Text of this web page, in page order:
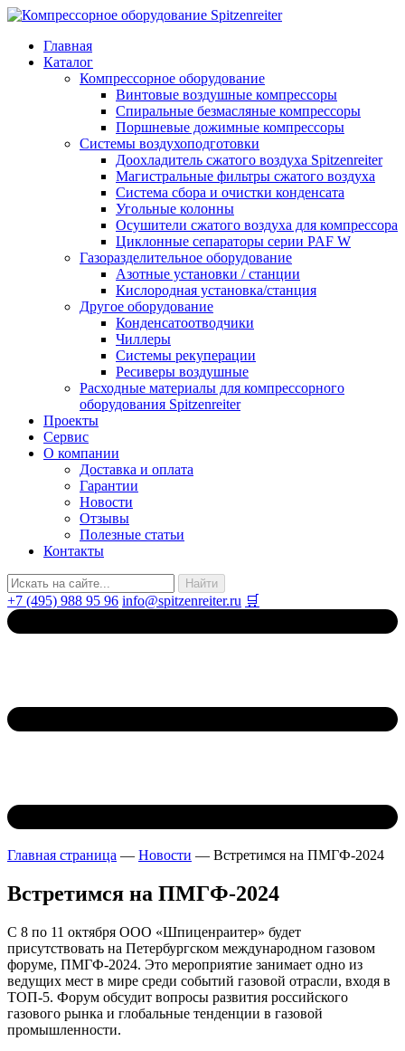
Главная
Каталог
Компрессорное оборудование
Винтовые воздушные компрессоры
Спиральные безмасляные компрессоры
Поршневые дожимные компрессоры
Системы воздухоподготовки
Доохладитель сжатого воздуха Spitzenreiter
Магистральные фильтры сжатого воздуха
Система сбора и очистки конденсата
Угольные колонны
Осушители сжатого воздуха для компрессора
Циклонные сепараторы серии PAF W
Газоразделительное оборудование
Азотные установки / станции
Кислородная установка/станция
Другое оборудование
Конденсатоотводчики
Чиллеры
Системы рекуперации
Ресиверы воздушные
Расходные материалы для компрессорного
оборудования Spitzenreiter
Проекты
Сервис
О компании
Доставка и оплата
Гарантии
Новости
Отзывы
Полезные статьи
Контакты
+7 (495) 988 95 96 info@spitzenreiter.ru 🛒
Главная страница — Новости — Встретимся на ПМГФ-2024
Встретимся на ПМГФ-2024
С 8 по 11 октября ООО «Шпиценраитер» будет
присутствовать на Петербургском международном газовом
форуме, ПМГФ-2024. Это мероприятие занимает одно из
ведущих мест в мире среди событий газовой отрасли, входя в
ТОП-5. Форум обсудит вопросы развития российского
газового рынка и глобальные тенденции в газовой
промышленности.